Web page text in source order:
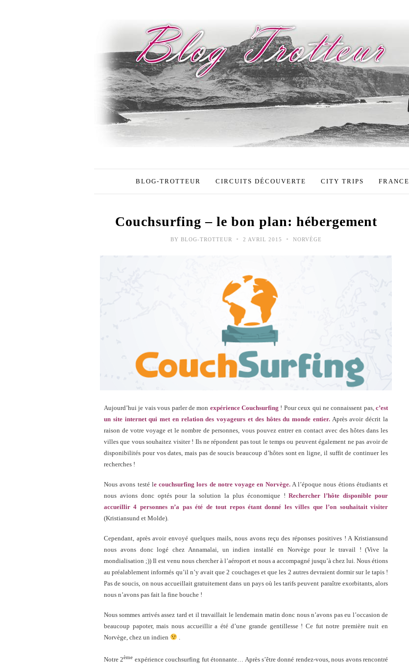
BLOG-TROTTEUR CIRCUITS DÉCOUVERTE CITY TRIPS FRANCE
Couchsurfing – le bon plan: hébergement
BY BLOG-TROTTEUR • 2 AVRIL 2015 • NORVÈGE
Aujourd’hui je vais vous parler de mon expérience Couchsurfing ! Pour ceux qui ne connaissent pas, c’est
un site internet qui met en relation des voyageurs et des hôtes du monde entier.Après avoir décrit la
raison de votre voyage et le nombre de personnes, vous pouvez entrer en contact avec des hôtes dans les
villes que vous souhaitez visiter ! Ils ne répondent pas tout le temps ou peuvent également ne pas avoir de
disponibilités pour vos dates, mais pas de soucis beaucoup d’hôtes sont en ligne, il suffit de continuer les
recherches !
Nous avons testé le couchsurfing lors de notre voyage en Norvège.A l’époque nous étions étudiants et
nous avions donc optés pour la solution la plus économique !Rechercher l’hôte disponible pour
accueillir 4 personnes n’a pas été de tout repos étant donné les villes que l’on souhaitait visiter
(Kristiansund et Molde).
Cependant, après avoir envoyé quelques mails, nous avons reçu des réponses positives ! A Kristiansund
nous avons donc logé chez Annamalai, un indien installé en Norvège pour le travail ! (Vive la
mondialisation ;)) Il est venu nous chercher à l’aéroport et nous a accompagné jusqu’à chez lui. Nous étions
au préalablement informés qu’il n’y avait que 2 couchages et que les 2 autres devraient dormir sur le tapis !
Pas de soucis, on nous accueillait gratuitement dans un pays où les tarifs peuvent paraître exorbitants, alors
nous n’avons pas fait la fine bouche !
Nous sommes arrivés assez tard et il travaillait le lendemain matin donc nous n’avons pas eu l’occasion de
beaucoup papoter, mais nous accueillir a été d’une grande gentillesse ! Ce fut notre première nuit en
Norvège, chez un indien
.
Notre 2ème expérience couchsurfing fut étonnante… Après s’être donné rendez-vous, nous avons rencontré